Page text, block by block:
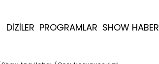
DİZİLER PROGRAMLAR SHOW HABER